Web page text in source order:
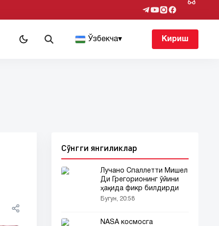
Ўзбекча▾ Кириш
Сўнгги янгиликлар
Лучано Спаллетти Мишел
Ди Грегорионинг ўйини
ҳақида фикр билдирди
Бугун, 20:58
NASA космосга